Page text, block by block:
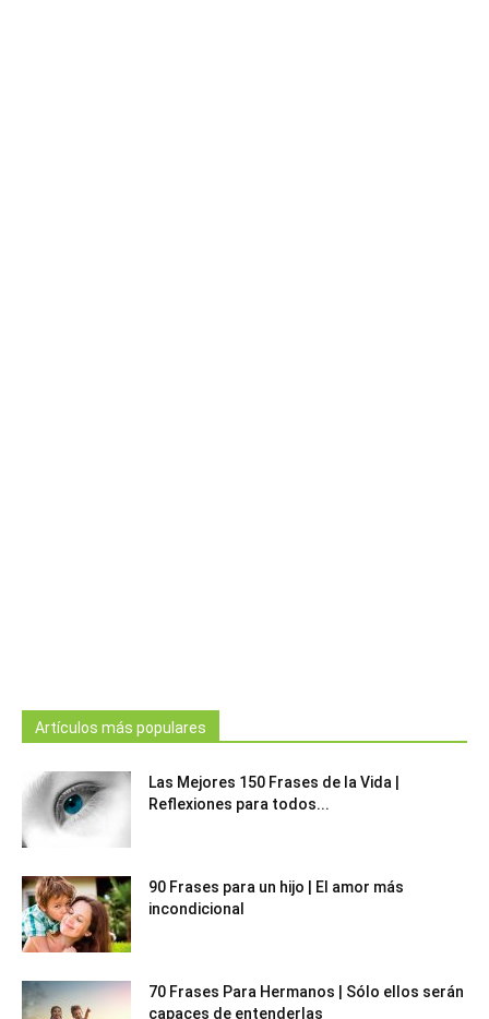
Artículos más populares
Las Mejores 150 Frases de la Vida |
Reflexiones para todos...
90 Frases para un hijo | El amor más
incondicional
70 Frases Para Hermanos | Sólo ellos serán
capaces de entenderlas